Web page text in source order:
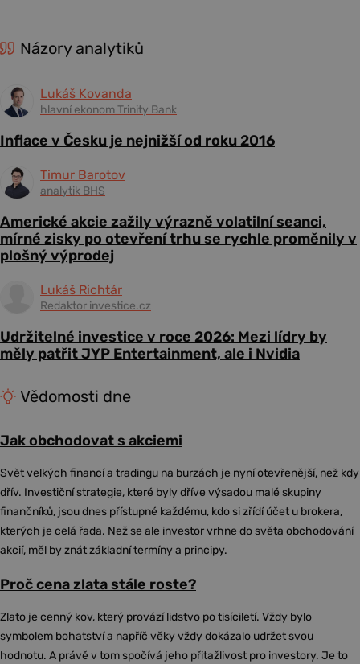
Názory analytiků
Lukáš Kovanda
hlavní ekonom Trinity Bank
Inflace v Česku je nejnižší od roku 2016
Timur Barotov
analytik BHS
Americké akcie zažily výrazně volatilní seanci,
mírné zisky po otevření trhu se rychle proměnily v
plošný výprodej
Lukáš Richtár
Redaktor investice.cz
Udržitelné investice v roce 2026: Mezi lídry by
měly patřit JYP Entertainment, ale i Nvidia
Vědomosti dne
Jak obchodovat s akciemi
Svět velkých financí a tradingu na burzách je nyní otevřenější, než kdy
dřív. Investiční strategie, které byly dříve výsadou malé skupiny
finančníků, jsou dnes přístupné každému, kdo si zřídí účet u brokera,
kterých je celá řada. Než se ale investor vrhne do světa obchodování
akcií, měl by znát základní termíny a principy.
Proč cena zlata stále roste?
Zlato je cenný kov, který provází lidstvo po tisíciletí. Vždy bylo
symbolem bohatství a napříč věky vždy dokázalo udržet svou
hodnotu. A právě v tom spočívá jeho přitažlivost pro investory. Je to